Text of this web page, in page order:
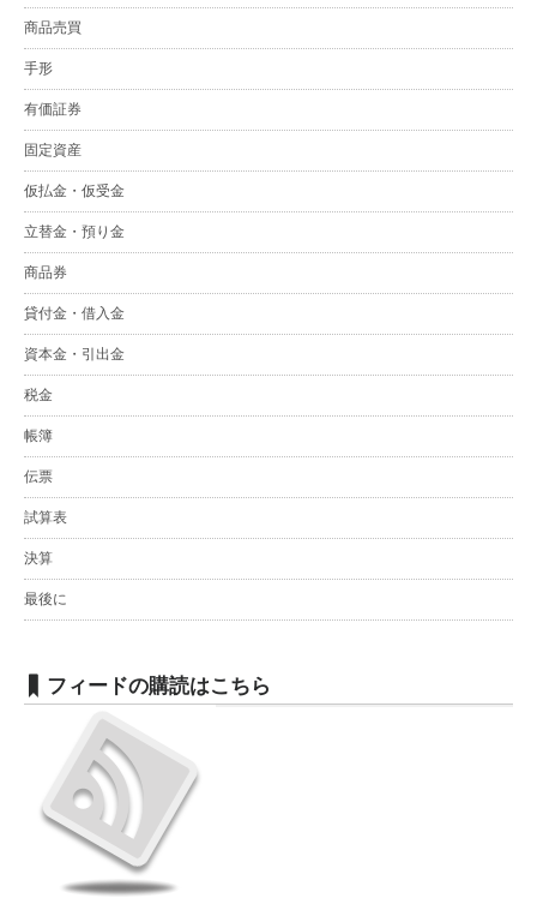
商品売買
手形
有価証券
固定資産
仮払金・仮受金
立替金・預り金
商品券
貸付金・借入金
資本金・引出金
税金
帳簿
伝票
試算表
決算
最後に
フィードの購読はこちら